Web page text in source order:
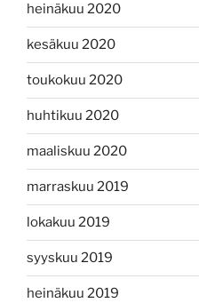
heinäkuu 2020
kesäkuu 2020
toukokuu 2020
huhtikuu 2020
maaliskuu 2020
marraskuu 2019
lokakuu 2019
syyskuu 2019
heinäkuu 2019